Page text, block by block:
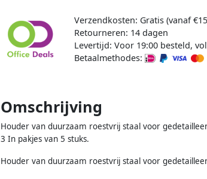
Verzendkosten: Gratis (vanaf
Retourneren: 14 dagen
Levertijd: Voor 19:00 besteld,
Betaalmethodes:
Omschrijving
Houder van duurzaam roestvrij staal voor
3 In pakjes van 5 stuks.
Houder van duurzaam roestvrij staal voor